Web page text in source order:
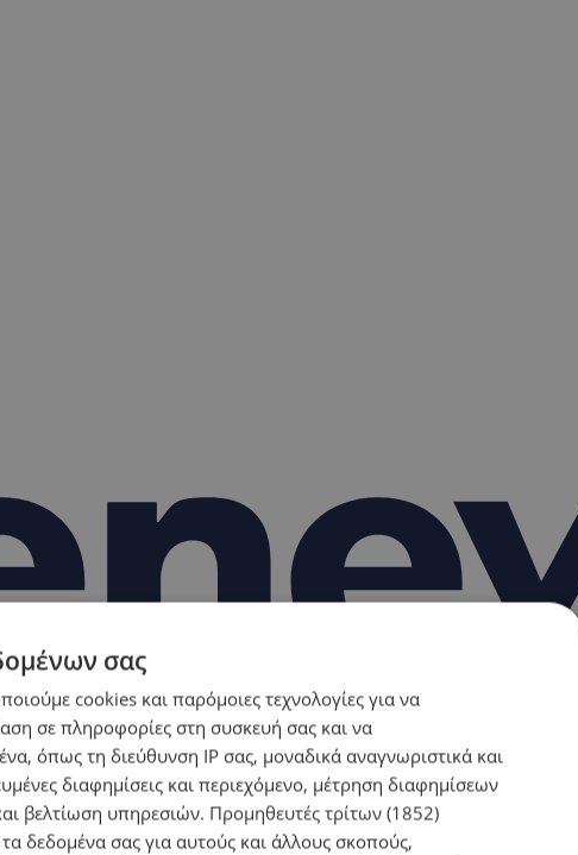
σας
cookies και παρόμοιες τεχνολογίες για να
σε πληροφορίες στη συσκευή σας και να
όπως τη διεύθυνση IP σας, μοναδικά αναγνωριστικά και
διαφημίσεις και περιεχόμενο, μέτρηση διαφημίσεων
βελτίωση υπηρεσιών. Προμηθευτές τρίτων (1852)
τα δεδομένα σας για αυτούς και άλλους σκοπούς,